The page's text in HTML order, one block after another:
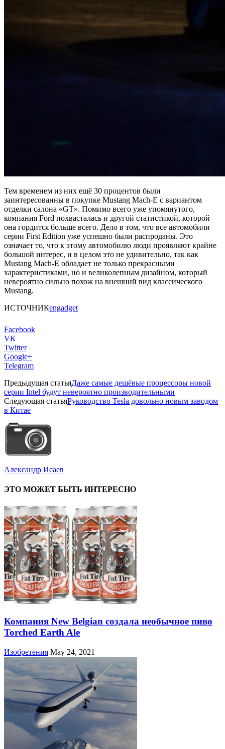
Тем временем из них ещё 30 процентов были
заинтересованны в покупке Mustang Mach-E с вариантом
отделки салона «GT». Помимо всего уже упомянутого,
компания Ford похвасталась и другой статистикой, которой
она гордится больше всего. Дело в том, что все автомобили
серии First Edition уже успешно были распроданы. Это
означает то, что к этому автомобилю люди проявляют крайне
большой интерес, и в целом это не удивительно, так как
Mustang Mach-E обладает не только прекрасными
характеристиками, но и великолепным дизайном, который
невероятно сильно похож на внешний вид классического
Mustang.
ИСТОЧНИКengadget
Facebook
VK
Twitter
Google+
Telegram
Предыдущая статьяДаже самые дешёвые процессоры новой
серии Intel будут невероятно производительными
Следующая статьяРуководство Tesla довольно новым заводом
в Китае
Александр Исаев
ЭТО МОЖЕТ БЫТЬ ИНТЕРЕСНО
Компания New Belgian создала необычное пиво
Torched Earth Ale
Изобретения May 24, 2021